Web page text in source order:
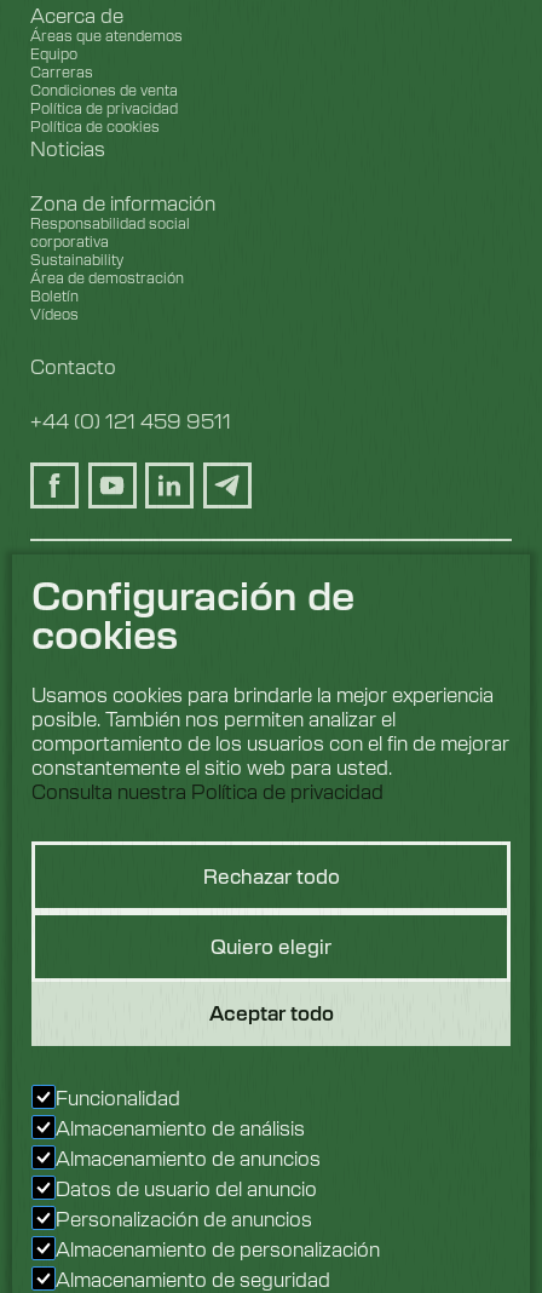
Configuración de
cookies
Usamos cookies para brindarle la mejor experiencia
posible. También nos permiten analizar el
comportamiento de los usuarios con el fin de mejorar
constantemente el sitio web para usted.
Consulta nuestra Política de privacidad
Rechazar todo
Quiero elegir
Aceptar todo
Funcionalidad
Almacenamiento de análisis
Almacenamiento de anuncios
Datos de usuario del anuncio
Personalización de anuncios
Almacenamiento de personalización
Almacenamiento de seguridad
Acerca de
Áreas que atendemos
Equipo
Carreras
Condiciones de venta
Política de privacidad
Política de cookies
Noticias
Zona de información
Responsabilidad social
corporativa
Sustainability
Área de demostración
Boletín
Vídeos
Contacto
+44 (0) 121 459 9511
Hablemos de
lavado
Nos encantaría saber
con nuestro equipo hoy
mismo.
Descubre más